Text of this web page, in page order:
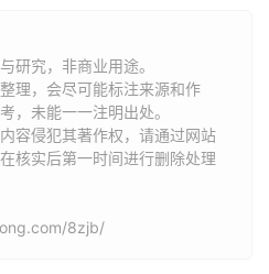
胃病缠身需注意；
艮震偏瘫双足残，
艮坤皮烂下无力，
艮巽疝气肠也病，
研究，非商业用途。
理，会尽可能标注来源和作
，未能一一注明出处。
容侵犯其著作权，请通过网站
核实后第一时间进行删除处理
8zjb/